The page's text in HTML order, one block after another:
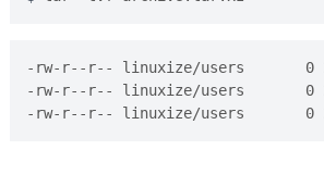
-rw-r--r-- linuxize/users       0
-rw-r--r-- linuxize/users       0